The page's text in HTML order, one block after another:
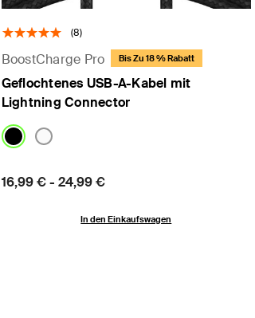
(8)
BoostCharge Pro Bis Zu 18 % Rabatt
Geflochtenes USB-A-Kabel mit
Lightning Connector
Price:
16,99 €- 24,99 €
In den Einkaufswagen